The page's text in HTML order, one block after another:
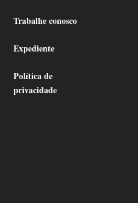
Trabalhe conosco
Expediente
Política de
privacidade